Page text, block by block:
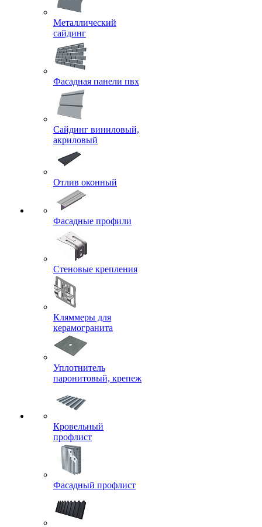
Металлический
сайдинг
Фасадная панели пвх
Сайдинг виниловый,
акриловый
Отлив оконный
Фасадные профили
Стеновые крепления
Кляммеры для
керамогранита
Уплотнитель
паронитовый, крепеж
Кровельный
профлист
Фасадный профлист